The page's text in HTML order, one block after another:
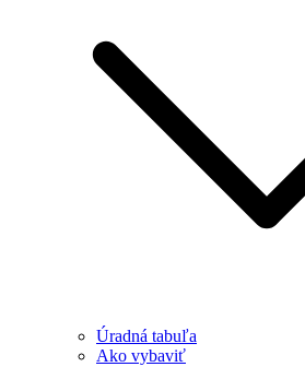
Úradná tabuľa
Ako vybaviť